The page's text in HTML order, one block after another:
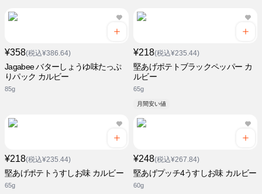
¥358(税込¥386.64)
Jagabee バターしょうゆ味たっぷ
りパック カルビー
85g
¥218(税込¥235.44)
堅あげポテトブラックペッパー カ
ルビー
65g
月間安い値
¥218(税込¥235.44)
堅あげポテトうすしお味 カルビー
65g
¥248(税込¥267.84)
堅あげプッチ4うすしお味 カルビー
60g